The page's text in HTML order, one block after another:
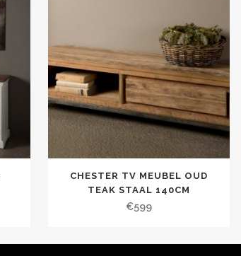
CHESTER TV MEUBEL OUD
TEAK STAAL 140CM
€599